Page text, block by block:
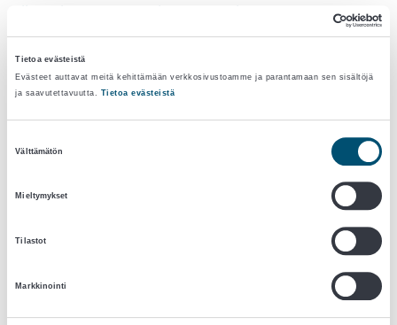
Tietoa evästeistä
Evästeet auttavat meitä kehittämään verkkosivustoamme ja parantamaan sen sisältöjä
ja saavutettavuutta. Tietoa evästeistä
Välttämätön
Mieltymykset
Tilastot
Markkinointi
elintarviketuotantoeläimille (pdf)